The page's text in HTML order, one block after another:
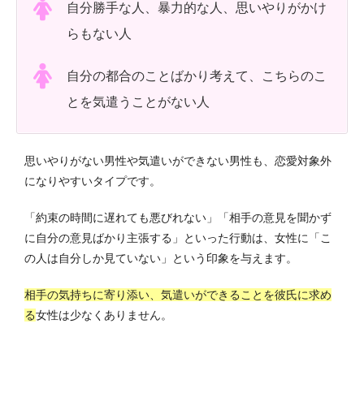
自分勝手な人、暴力的な人、思いやりがかけ
らもない人
自分の都合のことばかり考えて、こちらのこ
とを気遣うことがない人
思いやりがない男性や気遣いができない男性も、恋愛対象外
になりやすいタイプです。
「約束の時間に遅れても悪びれない」「相手の意見を聞かず
に自分の意見ばかり主張する」といった行動は、女性に「こ
の人は自分しか見ていない」という印象を与えます。
相手の気持ちに寄り添い、気遣いができることを彼氏に求め
る女性は少なくありません。